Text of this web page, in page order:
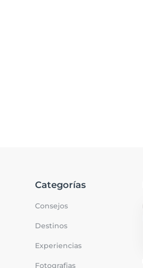
Categorías
Consejos
Destinos
Experiencias
Fotografias